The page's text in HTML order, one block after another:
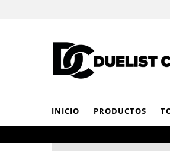
INICIO PRODUCTOS